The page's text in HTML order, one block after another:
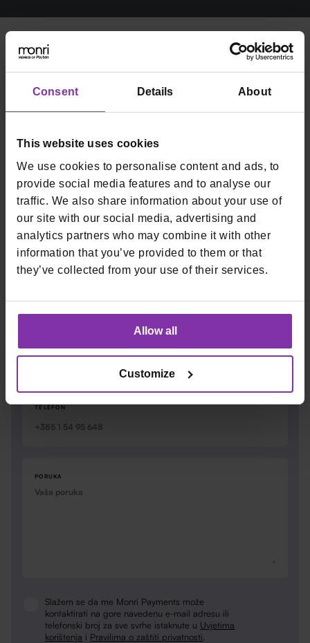
Consent Details About
This website uses cookies
We use cookies to personalise content and ads, to
provide social media features and to analyse our
traffic. We also share information about your use of
our site with our social media, advertising and
analytics partners who may combine it with other
information that you’ve provided to them or that
they’ve collected from your use of their services.
Allow all
Customize
Imate pitanja o nekom
proizvodu? Javite nam
se!
Ime i prezime
IME
PREZIME
TELEFON
PORUKA
ConsentSlažem se da me Monri Payments može
kontaktirati na gore navedenu e-mail adresu ili
telefonski broj za sve svrhe istaknute u Uvjetima
korištenja i Pravilima o zaštiti privatnosti